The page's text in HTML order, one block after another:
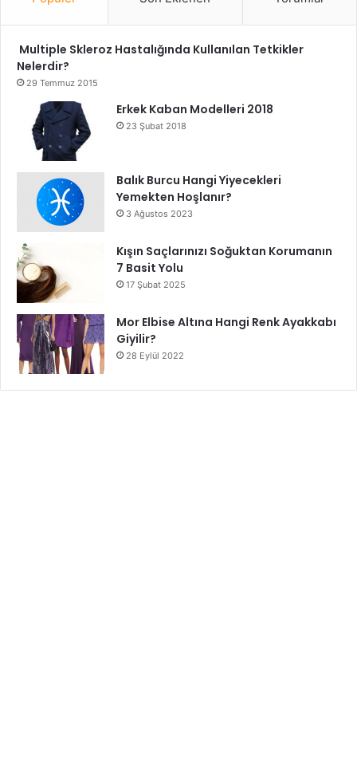
Multiple Skleroz Hastalığında Kullanılan Tetkikler
Nelerdir?
29 Temmuz 2015
Erkek Kaban Modelleri 2018
23 Şubat 2018
Balık Burcu Hangi Yiyecekleri
Yemekten Hoşlanır?
3 Ağustos 2023
Kışın Saçlarınızı Soğuktan Korumanın
7 Basit Yolu
17 Şubat 2025
Mor Elbise Altına Hangi Renk Ayakkabı
Giyilir?
28 Eylül 2022